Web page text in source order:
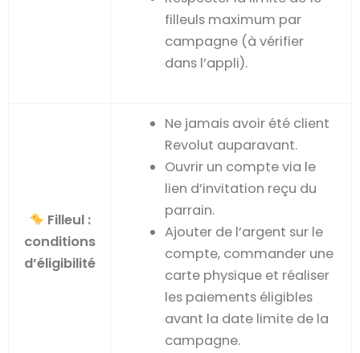
filleuls maximum par
campagne (à vérifier
dans l’appli).
Filleul :
conditions
d’éligibilité
Ne jamais avoir été client
Revolut auparavant.
Ouvrir un compte via le
lien d’invitation reçu du
parrain.
Ajouter de l’argent sur le
compte, commander une
carte physique et réaliser
les paiements éligibles
avant la date limite de la
campagne.